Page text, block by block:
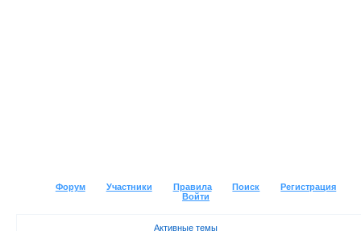
Форум Участники Правила Поиск
Регистрация
Войти
Активные темы